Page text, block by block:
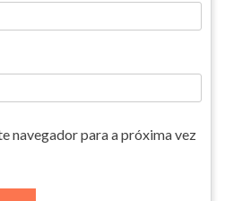
navegador para a próxima vez